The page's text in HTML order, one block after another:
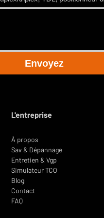
en 3×8 ?
Envoyez
L'entreprise
À propos
Sav & Dépannage
Entretien & Vgp
Simulateur TCO
Blog
Contact
FAQ